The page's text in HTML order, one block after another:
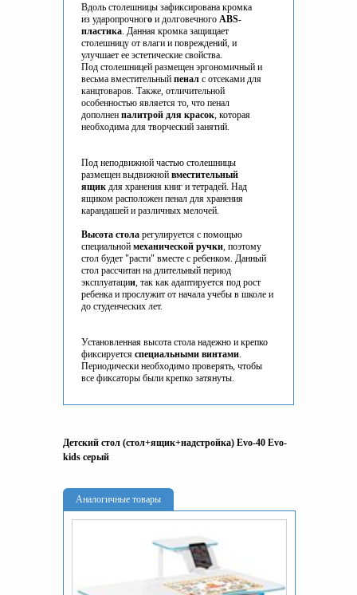
Вдоль столешницы зафиксирована кромка
из ударопрочного и долговечного ABS-
пластика. Данная кромка защищает
столешницу от влаги и повреждений, и
улучшает ее эстетические свойства.
Под столешницей размещен эргономичный и
весьма вместительный пенал с отсеками для
канцтоваров. Также, отличительной
особенностью является то, что пенал
дополнен палитрой для красок, которая
необходима для творческий занятий.
Под неподвижной частью столешницы
размещен выдвижной вместительный
ящик для хранения книг и тетрадей. Над
ящиком расположен пенал для хранения
карандашей и различных мелочей.
Высота стола регулируется с помощью
специальной механической ручки, поэтому
стол будет "расти" вместе с ребенком. Данный
стол рассчитан на длительный период
эксплуатации, так как адаптируется под рост
ребенка и прослужит от начала учебы в школе и
до студенческих лет.
Установленная высота стола надежно и крепко
фиксируется специальными винтами.
Периодически необходимо проверять, чтобы
все фиксаторы были крепко затянуты.
Детский стол (стол+ящик+надстройка) Evo-40 Evo-
kids серый
Аналогичные товары